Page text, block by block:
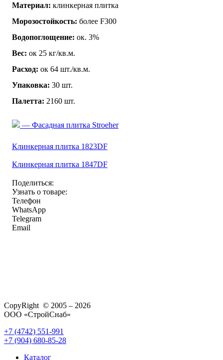
Материал: клинкерная плитка
Морозостойкость: более F300
Водопоглощение: ок. 3%
Вес: ок 25 кг/кв.м.
Расход: ок 64 шт./кв.м.
Упаковка: 30 шт.
Палетта: 2160 шт.
— Фасадная плитка Stroeher
Клинкерная плитка 1823DF
Клинкерная плитка 1847DF
Поделиться:
Узнать о товаре:
Телефон
WhatsApp
Telegram
Email
CopyRight © 2005 – 2026
ООО «СтройСнаб»
+7 (4742) 551-991
+7 (904) 680-85-28
Каталог